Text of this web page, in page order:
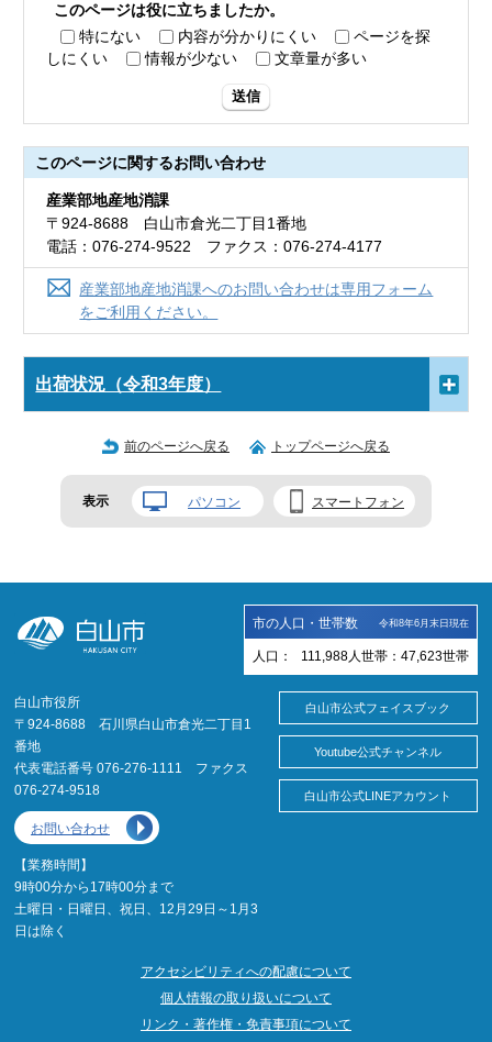
このページは役に立ちましたか。
特にない
内容が分かりにくい
ページを探
しにくい
情報が少ない 文章量が多い
送信
このページに関するお問い合わせ
産業部地産地消課
〒924-8688 白山市倉光二丁目1番地
電話：076-274-9522 ファクス：076-274-4177
産業部地産地消課へのお問い合わせは専用フォーム
をご利用ください。
出荷状況（令和3年度）
前のページへ戻る トップページへ戻る
表示 パソコン スマートフォン
市の人口・世帯数 令和8年6月末日現在
人口： 111,988 人 世帯： 47,623世帯
白山市役所
〒924-8688 石川県白山市倉光二丁目1
番地
代表電話番号 076-276-1111 ファクス
076-274-9518
お問い合わせ
【業務時間】
9時00分から17時00分まで
土曜日・日曜日、祝日、12月29日～1月3
日は除く
白山市公式フェイスブック
Youtube公式チャンネル
白山市公式LINEアカウント
アクセシビリティへの配慮について
個人情報の取り扱いについて
リンク・著作権・免責事項について